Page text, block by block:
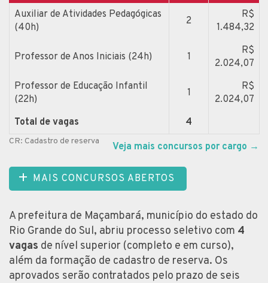
Auxiliar de Atividades Pedagógicas
(40h)
2
R$
1.484,32
Professor de Anos Iniciais (24h) 1
R$
2.024,07
Professor de Educação Infantil
(22h)
1
R$
2.024,07
Total de vagas
4
CR: Cadastro de reserva Veja mais concursos por cargo →
MAIS CONCURSOS ABERTOS
A prefeitura de Maçambará, município do estado do
Rio Grande do Sul, abriu processo seletivo com 4
vagas de nível superior (completo e em curso),
além da formação de cadastro de reserva. Os
aprovados serão contratados pelo prazo de seis